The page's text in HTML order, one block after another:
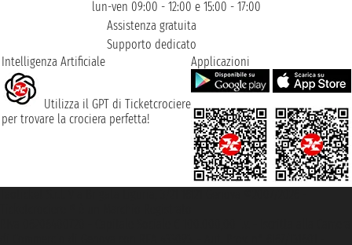
lun-ven 09:00 - 12:00 e 15:00 - 17:00
Assistenza gratuita
Supporto dedicato
Intelligenza Artificiale
Utilizza il GPT di Ticketcrociere
per trovare la crociera perfetta!
Applicazioni